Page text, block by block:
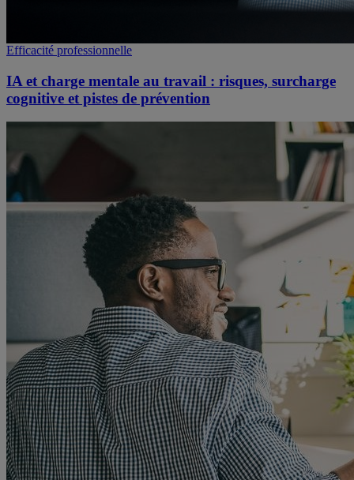
Efficacité professionnelle
IA et charge mentale au travail : risques, surcharge
cognitive et pistes de prévention